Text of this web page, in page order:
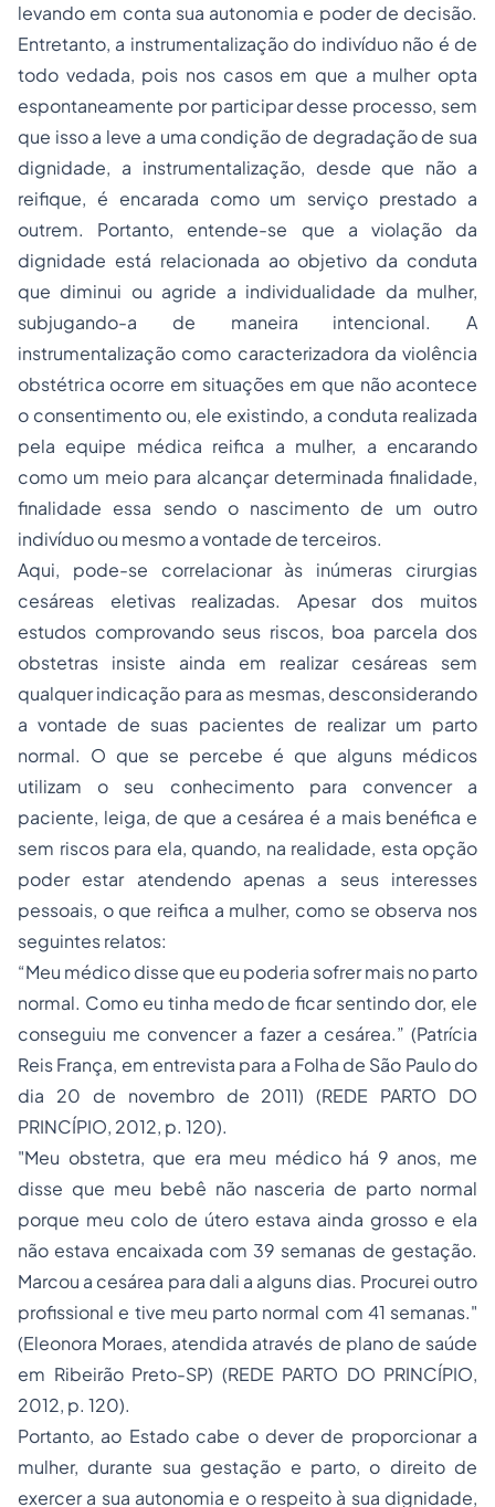
levando em conta sua autonomia e poder de decisão.
Entretanto, a instrumentalização do indivíduo não é de
todo vedada, pois nos casos em que a mulher opta
espontaneamente por participar desse processo, sem
que isso a leve a uma condição de degradação de sua
dignidade, a instrumentalização, desde que não a
reifique, é encarada como um serviço prestado a
outrem. Portanto, entende-se que a violação da
dignidade está relacionada ao objetivo da conduta
que diminui ou agride a individualidade da mulher,
subjugando-a de maneira intencional. A
instrumentalização como caracterizadora da violência
obstétrica ocorre em situações em que não acontece
o consentimento ou, ele existindo, a conduta realizada
pela equipe médica reifica a mulher, a encarando
como um meio para alcançar determinada finalidade,
finalidade essa sendo o nascimento de um outro
indivíduo ou mesmo a vontade de terceiros.
Aqui, pode-se correlacionar às inúmeras cirurgias
cesáreas eletivas realizadas. Apesar dos muitos
estudos comprovando seus riscos, boa parcela dos
obstetras insiste ainda em realizar cesáreas sem
qualquer indicação para as mesmas, desconsiderando
a vontade de suas pacientes de realizar um parto
normal. O que se percebe é que alguns médicos
utilizam o seu conhecimento para convencer a
paciente, leiga, de que a cesárea é a mais benéfica e
sem riscos para ela, quando, na realidade, esta opção
poder estar atendendo apenas a seus interesses
pessoais, o que reifica a mulher, como se observa nos
seguintes relatos:
“Meu médico disse que eu poderia sofrer mais no parto
normal. Como eu tinha medo de ficar sentindo dor, ele
conseguiu me convencer a fazer a cesárea.” (Patrícia
Reis França, em entrevista para a Folha de São Paulo do
dia 20 de novembro de 2011) (REDE PARTO DO
PRINCÍPIO, 2012, p. 120).
"Meu obstetra, que era meu médico há 9 anos, me
disse que meu bebê não nasceria de parto normal
porque meu colo de útero estava ainda grosso e ela
não estava encaixada com 39 semanas de gestação.
Marcou a cesárea para dali a alguns dias. Procurei outro
profissional e tive meu parto normal com 41 semanas."
(Eleonora Moraes, atendida através de plano de saúde
em Ribeirão Preto-SP) (REDE PARTO DO PRINCÍPIO,
2012, p. 120).
Portanto, ao Estado cabe o dever de proporcionar a
mulher, durante sua gestação e parto, o direito de
exercer a sua autonomia e o respeito à sua dignidade,